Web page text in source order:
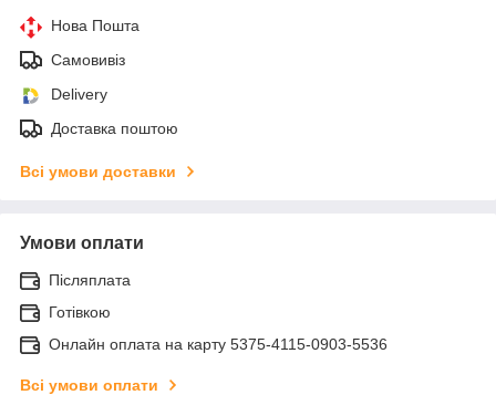
Нова Пошта
Самовивіз
Delivery
Доставка поштою
Всі умови доставки
Умови оплати
Післяплата
Готівкою
Онлайн оплата на карту 5375-4115-0903-5536
Всі умови оплати